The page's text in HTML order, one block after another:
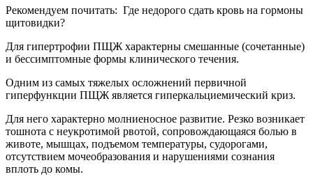
Рекомендуем почитать: Где недорого сдать кровь на гормоны
щитовидки?
Для гипертрофии ПЩЖ характерны смешанные (сочетанные)
и бессимптомные формы клинического течения.
Одним из самых тяжелых осложнений первичной
гиперфункции ПЩЖ является гиперкальциемический криз.
Для него характерно молниеносное развитие. Резко возникает
тошнота с неукротимой рвотой, сопровождающаяся болью в
животе, мышцах, подъемом температуры, судорогами,
отсутствием мочеобразования и нарушениями сознания
вплоть до комы.